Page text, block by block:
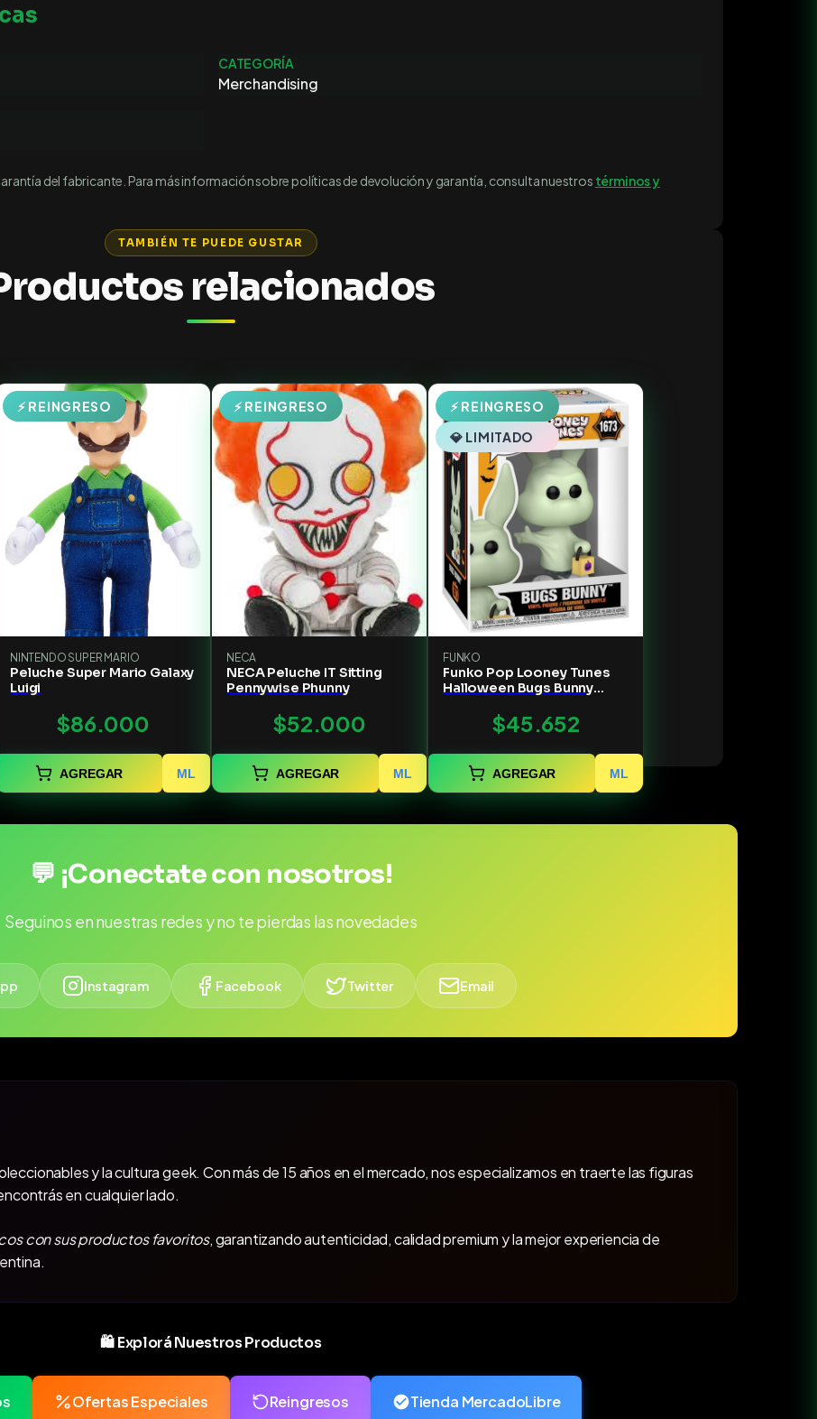
CATEGORÍA
Merchandising
del fabricante. Para más información sobre políticas de devolución y garantía, consulta nuestros términos y
TAMBIÉN TE PUEDE GUSTAR
relacionados
⚡ REINGRESO
NINTENDO SUPER MARIO
Peluche Super Mario Galaxy
Luigi
$86.000
AGREGAR ML
⚡ REINGRESO
NECA
NECA Peluche IT Sitting
Pennywise Phunny
$52.000
AGREGAR ML
⚡ REINGRESO
💎 LIMITADO
FUNKO
Funko Pop Looney Tunes
Halloween Bugs Bunny
$45.652
AGREGAR ML
💬 ¡Conectate con nosotros!
Seguinos en nuestras redes y no te pierdas las novedades
Instagram Facebook Twitter Email
y la cultura geek. Con más de 15 años en el mercado, nos especializamos en traerte las figuras
en cualquier lado.
con sus productos favoritos, garantizando autenticidad, calidad premium y la mejor experiencia de
🛍️ Explorá Nuestros Productos
Ofertas Especiales Reingresos Tienda MercadoLibre